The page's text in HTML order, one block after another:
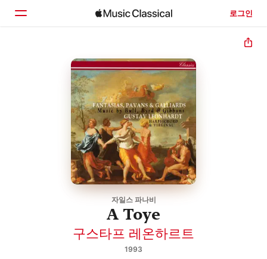
로그인
둘러보기
자일스 파나비
A Toye
구스타프 레온하르트
1993